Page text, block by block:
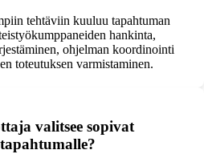
tehtäviin kuuluu tapahtuman
hankinta,
ohjelman koordinointi
toteutuksen varmistaminen.
valitsee sopivat